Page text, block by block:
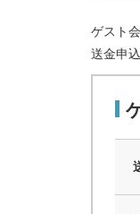
ゲスト
送金申